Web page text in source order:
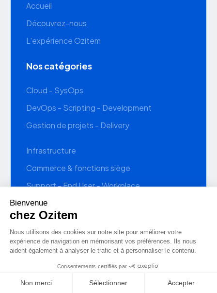
Accueil
Découvrez-nous
L'expérience Ozitem
Nos catégories
Cloud - SysOps
DevOps - Scripting - Development
Gestion de projets - Delivery
Infrastructure
Commerce & fonctions siège
Support - End User - Workplace
Plus
Notre actualité
Notre glossaire
Candidature spontanée